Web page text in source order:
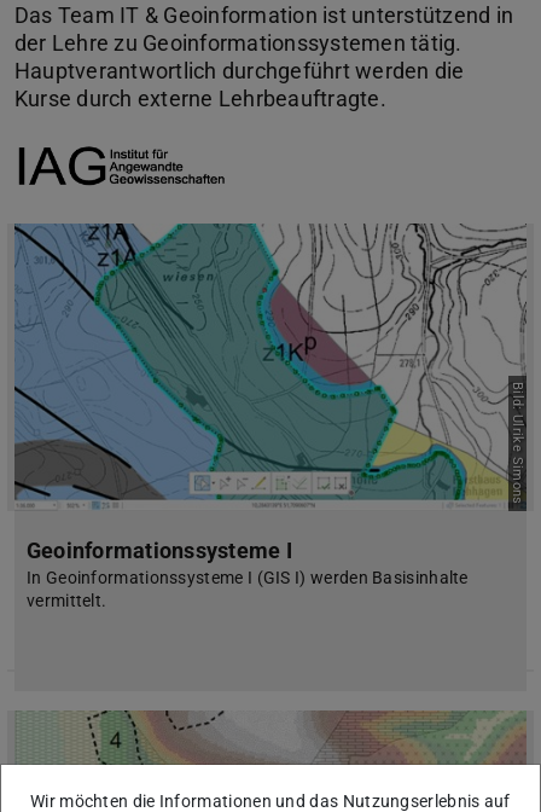
Das Team IT & Geoinformation ist unterstützend in
der Lehre zu Geoinformationssystemen tätig.
Hauptverantwortlich durchgeführt werden die
Kurse durch externe Lehrbeauftragte.
Bild: Ulrike Simons
Geoinformationssysteme I
In Geoinformationssysteme I (GIS I) werden Basisinhalte
vermittelt.
Wir möchten die Informationen und das Nutzungserlebnis auf